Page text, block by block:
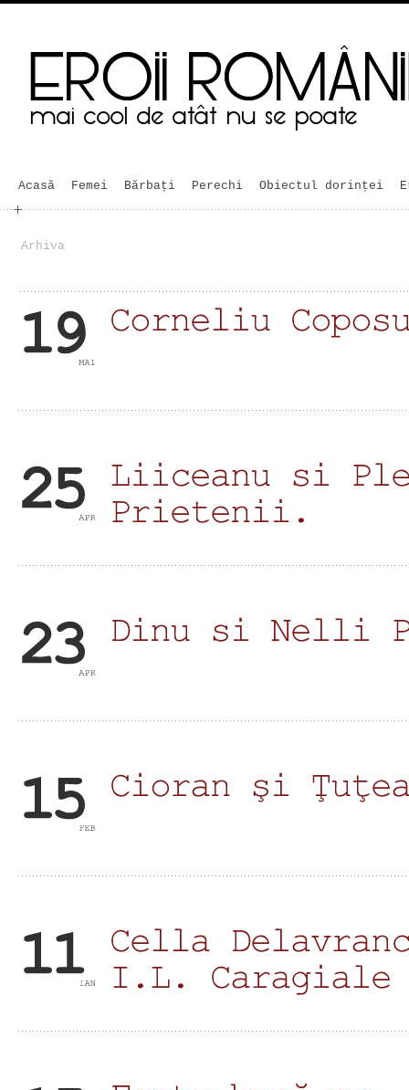
Acasă Femei Bărbaţi Perechi Obiectul dorinței
Arhiva